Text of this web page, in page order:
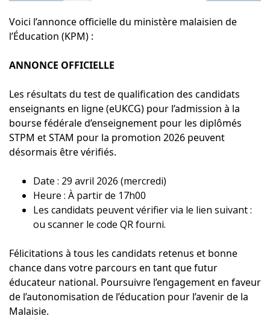
Voici l’annonce officielle du ministère malaisien de
l’Éducation (KPM) :
ANNONCE OFFICIELLE
Les résultats du test de qualification des candidats
enseignants en ligne (eUKCG) pour l’admission à la
bourse fédérale d’enseignement pour les diplômés
STPM et STAM pour la promotion 2026 peuvent
désormais être vérifiés.
Date : 29 avril 2026 (mercredi)
Heure : À partir de 17h00
Les candidats peuvent vérifier via le lien suivant :
ou scanner le code QR fourni.
Félicitations à tous les candidats retenus et bonne
chance dans votre parcours en tant que futur
éducateur national. Poursuivre l’engagement en faveur
de l’autonomisation de l’éducation pour l’avenir de la
Malaisie.